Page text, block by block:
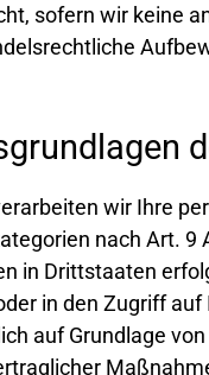
sofern wir keine
wir Ihre
nach Art.
in Drittstaaten
in den Zugriff
auf Grundlage